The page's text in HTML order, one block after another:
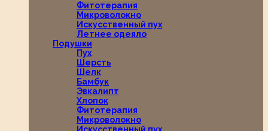
Фитотерапия
Микроволокно
Искусственный пух
Летнее одеяло
Подушки
Пух
Шерсть
Шелк
Бамбук
Эвкалипт
Хлопок
Фитотерапия
Микроволокно